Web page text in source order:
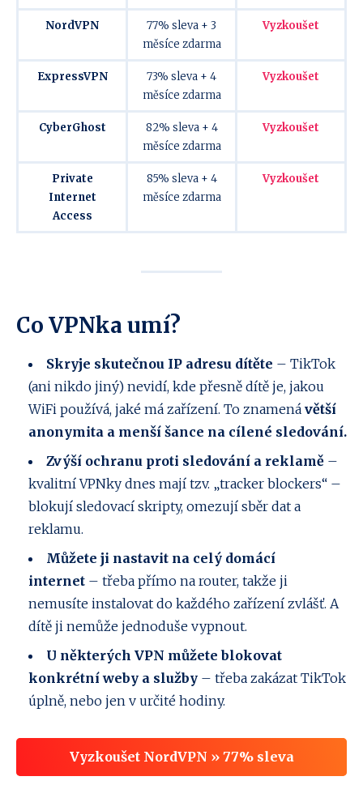
NordVPN
77% sleva + 3
měsíce zdarma
Vyzkoušet
ExpressVPN
73% sleva + 4
měsíce zdarma
Vyzkoušet
CyberGhost
82% sleva + 4
měsíce zdarma
Vyzkoušet
Private
Internet
Access
85% sleva + 4
měsíce zdarma
Vyzkoušet
Co VPNka umí?
Skryje skutečnou IP adresu dítěte – TikTok
(ani nikdo jiný) nevidí, kde přesně dítě je, jakou
WiFi používá, jaké má zařízení. To znamená větší
anonymita a menší šance na cílené sledování.
Zvýší ochranu proti sledování a reklamě –
kvalitní VPNky dnes mají tzv. „tracker blockers“ –
blokují sledovací skripty, omezují sběr dat a
reklamu.
Můžete ji nastavit na celý domácí
internet – třeba přímo na router, takže ji
nemusíte instalovat do každého zařízení zvlášť. A
dítě ji nemůže jednoduše vypnout.
U některých VPN můžete blokovat
konkrétní weby a služby – třeba zakázat TikTok
úplně, nebo jen v určité hodiny.
Vyzkoušet NordVPN » 77% sleva